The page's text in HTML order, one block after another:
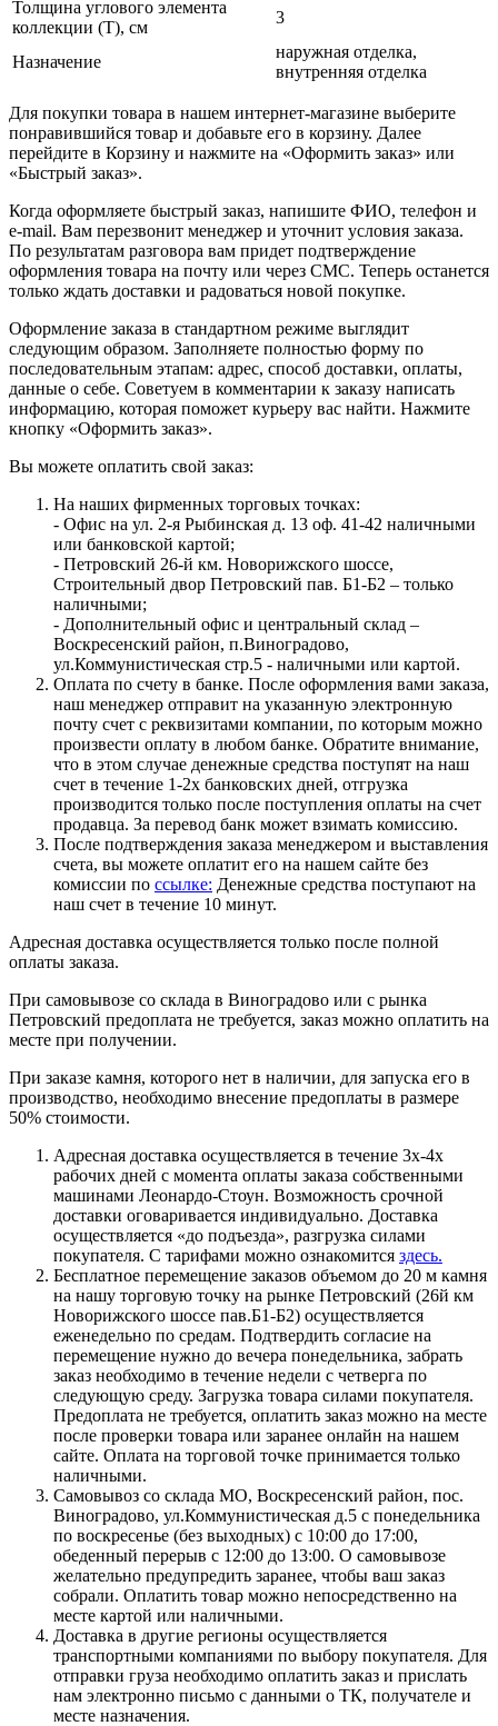
Толщина углового элемента
коллекции (T), см
3
Назначение
наружная отделка,
внутренняя отделка
Для покупки товара в нашем интернет-магазине выберите
понравившийся товар и добавьте его в корзину. Далее
перейдите в Корзину и нажмите на «Оформить заказ» или
«Быстрый заказ».
Когда оформляете быстрый заказ, напишите ФИО, телефон и
e-mail. Вам перезвонит менеджер и уточнит условия заказа.
По результатам разговора вам придет подтверждение
оформления товара на почту или через СМС. Теперь останется
только ждать доставки и радоваться новой покупке.
Оформление заказа в стандартном режиме выглядит
следующим образом. Заполняете полностью форму по
последовательным этапам: адрес, способ доставки, оплаты,
данные о себе. Советуем в комментарии к заказу написать
информацию, которая поможет курьеру вас найти. Нажмите
кнопку «Оформить заказ».
Вы можете оплатить свой заказ:
На наших фирменных торговых точках:
- Офис на ул. 2-я Рыбинская д. 13 оф. 41-42 наличными
или банковской картой;
- Петровский 26-й км. Новорижского шоссе,
Строительный двор Петровский пав. Б1-Б2 – только
наличными;
- Дополнительный офис и центральный склад –
Воскресенский район, п.Виноградово,
ул.Коммунистическая стр.5 - наличными или картой.
Оплата по счету в банке. После оформления вами заказа,
наш менеджер отправит на указанную электронную
почту счет с реквизитами компании, по которым можно
произвести оплату в любом банке. Обратите внимание,
что в этом случае денежные средства поступят на наш
счет в течение 1-2х банковских дней, отгрузка
производится только после поступления оплаты на счет
продавца. За перевод банк может взимать комиссию.
После подтверждения заказа менеджером и выставления
счета, вы можете оплатит его на нашем сайте без
комиссии по ссылке: Денежные средства поступают на
наш счет в течение 10 минут.
Адресная доставка осуществляется только после полной
оплаты заказа.
При самовывозе со склада в Виноградово или с рынка
Петровский предоплата не требуется, заказ можно оплатить на
месте при получении.
При заказе камня, которого нет в наличии, для запуска его в
производство, необходимо внесение предоплаты в размере
50% стоимости.
Адресная доставка осуществляется в течение 3х-4х
рабочих дней с момента оплаты заказа собственными
машинами Леонардо-Стоун. Возможность срочной
доставки оговаривается индивидуально. Доставка
осуществляется «до подъезда», разгрузка силами
покупателя. С тарифами можно ознакомится здесь.
Бесплатное перемещение заказов объемом до 20 м камня
на нашу торговую точку на рынке Петровский (26й км
Новорижского шоссе пав.Б1-Б2) осуществляется
еженедельно по средам. Подтвердить согласие на
перемещение нужно до вечера понедельника, забрать
заказ необходимо в течение недели с четверга по
следующую среду. Загрузка товара силами покупателя.
Предоплата не требуется, оплатить заказ можно на месте
после проверки товара или заранее онлайн на нашем
сайте. Оплата на торговой точке принимается только
наличными.
Самовывоз со склада МО, Воскресенский район, пос.
Виноградово, ул.Коммунистическая д.5 с понедельника
по воскресенье (без выходных) с 10:00 до 17:00,
обеденный перерыв с 12:00 до 13:00. О самовывозе
желательно предупредить заранее, чтобы ваш заказ
собрали. Оплатить товар можно непосредственно на
месте картой или наличными.
Доставка в другие регионы осуществляется
транспортными компаниями по выбору покупателя. Для
отправки груза необходимо оплатить заказ и прислать
нам электронно письмо с данными о ТК, получателе и
месте назначения.